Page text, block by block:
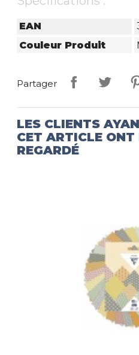
EAN
Couleur Produit
Partager
LES CLIENTS
CET ARTICLE ONT
REGARDÉ